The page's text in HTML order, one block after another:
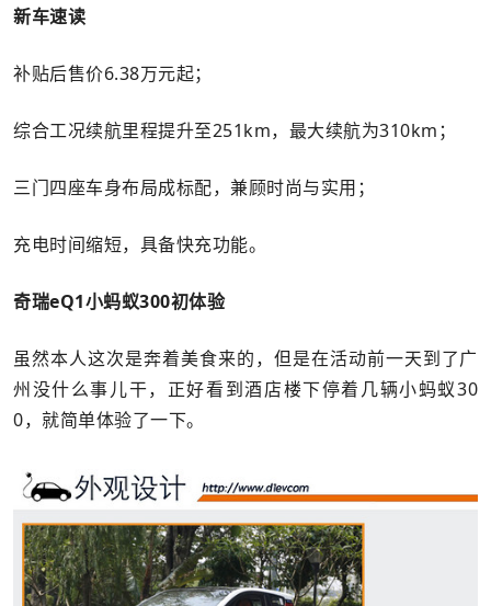
新车速读
补贴后售价6.38万元起；
综合工况续航里程提升至251km，最大续航为310km；
三门四座车身布局成标配，兼顾时尚与实用；
充电时间缩短，具备快充功能。
奇瑞eQ1小蚂蚁300初体验
虽然本人这次是奔着美食来的，但是在活动前一天到了广
州没什么事儿干，正好看到酒店楼下停着几辆小蚂蚁30
0，就简单体验了一下。